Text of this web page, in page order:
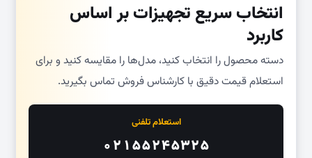
انتخاب سریع تجهیزات بر اساس
کاربرد
دسته محصول را انتخاب کنید، مدل‌ها را مقایسه کنید و برای
استعلام قیمت دقیق با کارشناس فروش تماس بگیرید.
استعلام تلفنی
۰۲۱۵۵۲۴۵۳۲۵